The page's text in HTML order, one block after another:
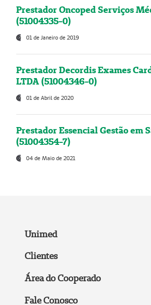
Prestador Oncoped Serviços
(51004335-0)
01 de Janeiro de 2019
Prestador Decordis Exames
LTDA (51004346-0)
01 de Abril de 2020
Prestador Essencial Gestão em
(51004354-7)
04 de Maio de 2021
Unimed
Clientes
Área do Cooperado
Fale Conosco